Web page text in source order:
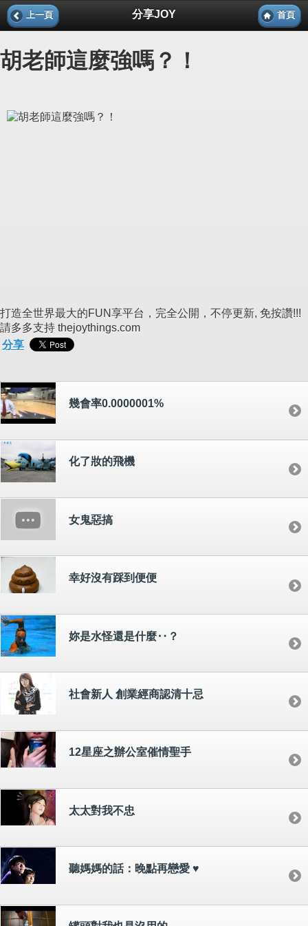
上一頁 分享JOY 首頁
胡老師這麼強嗎？！
打造全世界最大的FUN享平台，完全公開，不停更新, 免按讚!!!
請多多支持 thejoythings.com
分享
幾會率0.0000001%
化了妝的飛機
女鬼惡搞
幸好沒有踩到便便
妳是水怪還是什麼‥？
社會新人 創業經商認清十忌
12星座之辦公室催情聖手
太太對我不忠
聽媽媽的話：晚點再戀愛 ♥